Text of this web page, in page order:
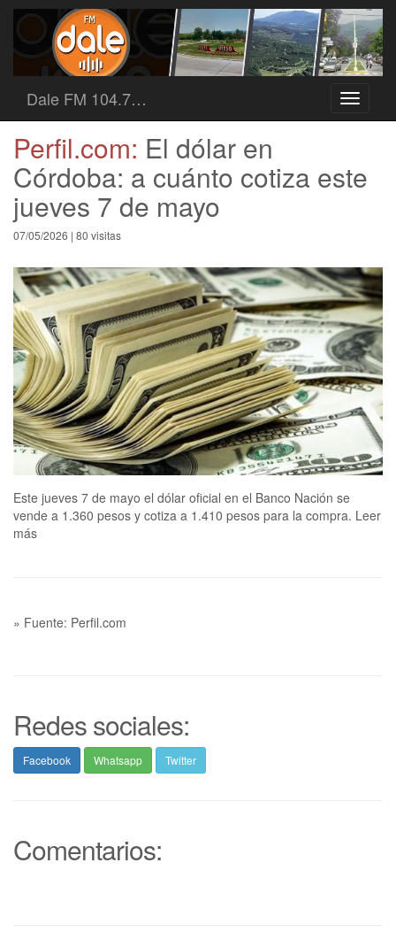
Toggle
Dale FM 104.7…
Perfil.com: El dólar en
Córdoba: a cuánto cotiza este
jueves 7 de mayo
07/05/2026 | 80 visitas
Este jueves 7 de mayo el dólar oficial en el Banco Nación se
vende a 1.360 pesos y cotiza a 1.410 pesos para la compra. Leer
más
» Fuente: Perfil.com
Redes sociales:
Facebook Whatsapp Twitter
Comentarios: